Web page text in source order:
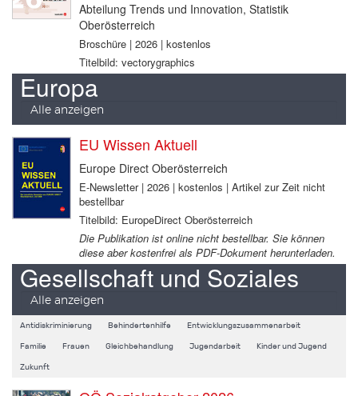
Abteilung Trends und Innovation, Statistik
Oberösterreich
Broschüre | 2026 | kostenlos
Titelbild: vectorygraphics
Europa
Alle anzeigen
EU Wissen Aktuell
Europe Direct Oberösterreich
E-Newsletter | 2026 | kostenlos | Artikel zur Zeit nicht
bestellbar
Titelbild: EuropeDirect Oberösterreich
Die Publikation ist online nicht bestellbar. Sie können
diese aber kostenfrei als PDF-Dokument herunterladen.
Gesellschaft und Soziales
Alle anzeigen
Antidiskriminierung Behindertenhilfe Entwicklungszusammenarbeit
Familie Frauen Gleichbehandlung Jugendarbeit Kinder und Jugend
Zukunft